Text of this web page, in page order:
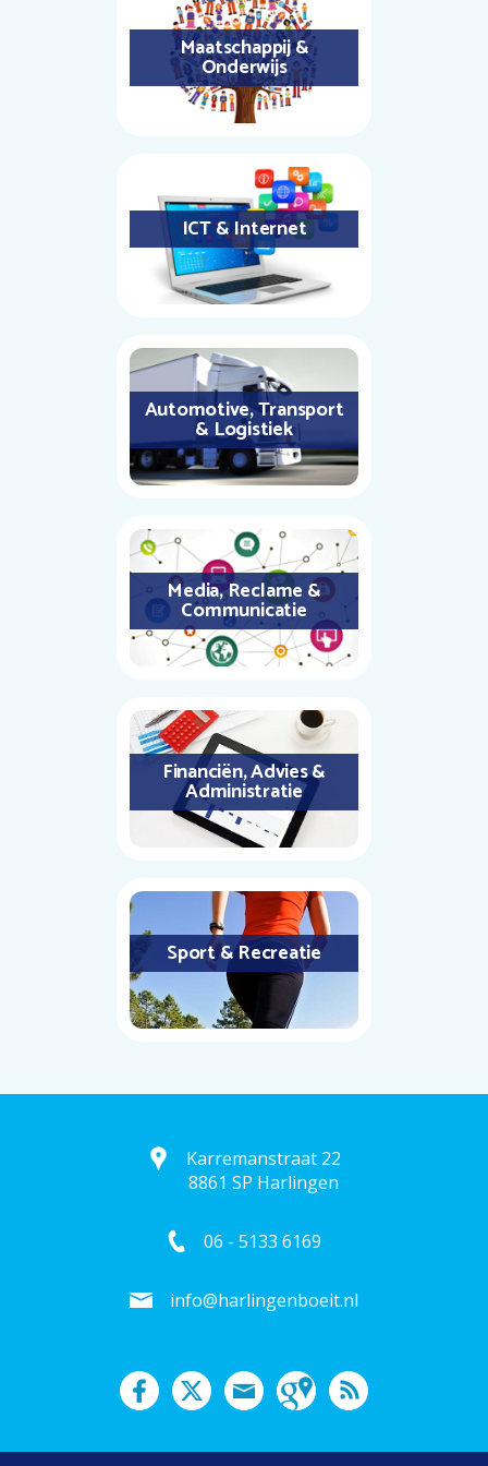
Maatschappij &
Onderwijs
ICT & Internet
Automotive, Transport
& Logistiek
Media, Reclame &
Communicatie
Financiën, Advies &
Administratie
Sport & Recreatie
Karremanstraat 22
8861 SP Harlingen
06 - 5133 6169
info@harlingenboeit.nl